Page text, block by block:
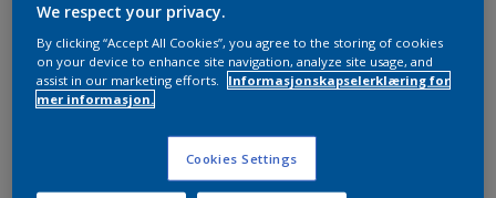
We respect your privacy.
By clicking “Accept All Cookies”, you agree to the storing of cookies
on your device to enhance site navigation, analyze site usage, and
assist in our marketing efforts.
Informasjonskapselerklæring for
mer informasjon.
Cookies Settings